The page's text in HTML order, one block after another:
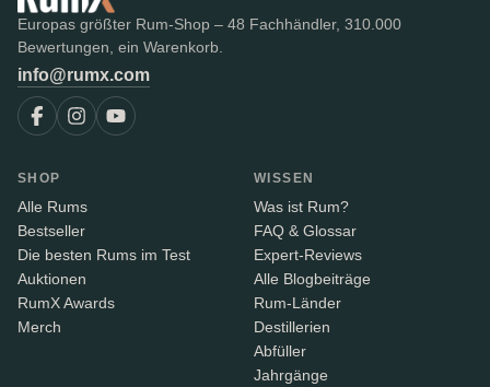
Europas größter Rum-Shop – 48 Fachhändler, 310.000
Bewertungen, ein Warenkorb.
info@rumx.com
SHOP
Alle Rums
Bestseller
Die besten Rums im Test
Auktionen
RumX Awards
Merch
WISSEN
Was ist Rum?
FAQ & Glossar
Expert-Reviews
Alle Blogbeiträge
Rum-Länder
Destillerien
Abfüller
Jahrgänge